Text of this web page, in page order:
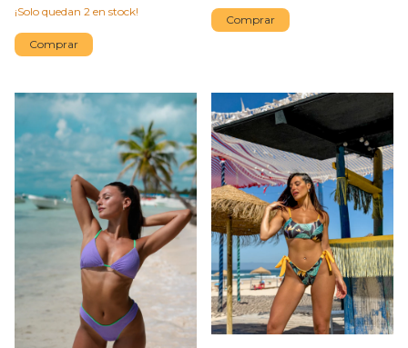
¡Solo quedan 2 en stock!
Comprar
Comprar